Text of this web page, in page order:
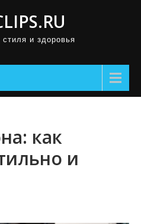
и здоровья
как
и